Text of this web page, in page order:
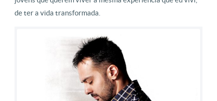
de ter a vida transformada.